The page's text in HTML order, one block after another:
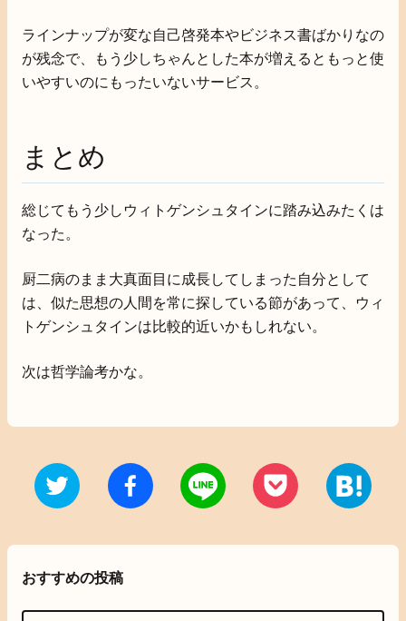
ラインナップが変な自己啓発本やビジネス書ばかりなの
が残念で、もう少しちゃんとした本が増えるともっと使
いやすいのにもったいないサービス。
まとめ
総じてもう少しウィトゲンシュタインに踏み込みたくは
なった。
厨二病のまま大真面目に成長してしまった自分として
は、似た思想の人間を常に探している節があって、ウィ
トゲンシュタインは比較的近いかもしれない。
次は哲学論考かな。
おすすめの投稿